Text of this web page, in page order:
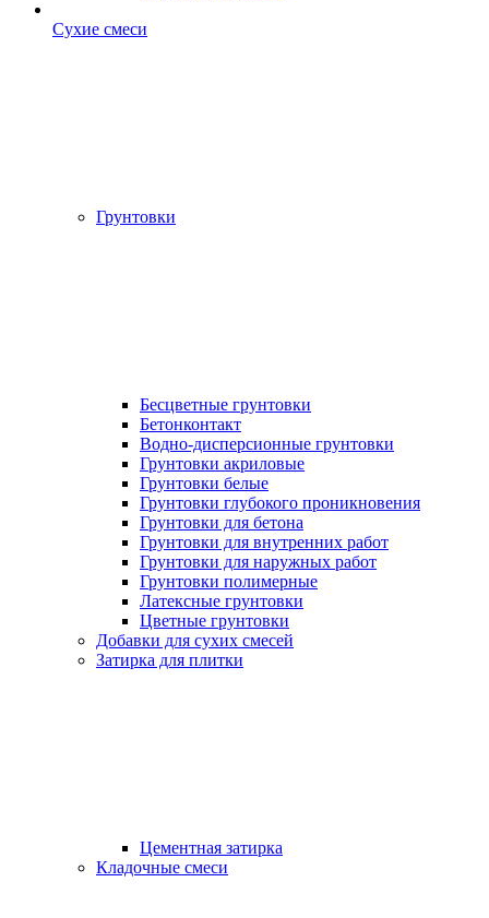
Сухие смеси
Грунтовки
Бесцветные грунтовки
Бетонконтакт
Водно-дисперсионные грунтовки
Грунтовки акриловые
Грунтовки белые
Грунтовки глубокого проникновения
Грунтовки для бетона
Грунтовки для внутренних работ
Грунтовки для наружных работ
Грунтовки полимерные
Латексные грунтовки
Цветные грунтовки
Добавки для сухих смесей
Затирка для плитки
Цементная затирка
Кладочные смеси